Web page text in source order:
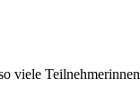
viele